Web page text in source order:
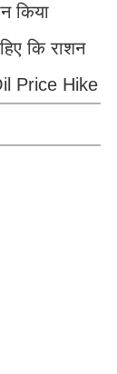
किया
कि राशन
Price Hike